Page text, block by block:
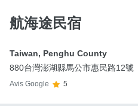
航海途民宿
Taiwan, Penghu County
880台灣澎湖縣馬公市惠民路12號
Avis Google 5